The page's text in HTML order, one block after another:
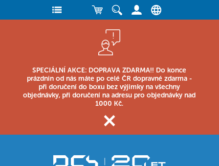
SPECIÁLNÍ AKCE: DOPRAVA ZDARMA!! Do konce
prázdnin od nás máte po celé ČR dopravné zdarma -
při doručení do boxu bez výjimky na všechny
objednávky, při doručení na adresu pro objednávky nad
1000 Kč.